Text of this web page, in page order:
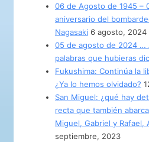
06 de Agosto de 1945 –
aniversario del
Nagasaki 6 agosto, 2024
05 de agosto de 2024 …
palabras que hubieras
Fukushima: Continúa la
¿Ya lo hemos olvidado?
San Miguel: ¿qué hay
recta que también
Miguel, Gabriel y Rafael,
septiembre, 2023